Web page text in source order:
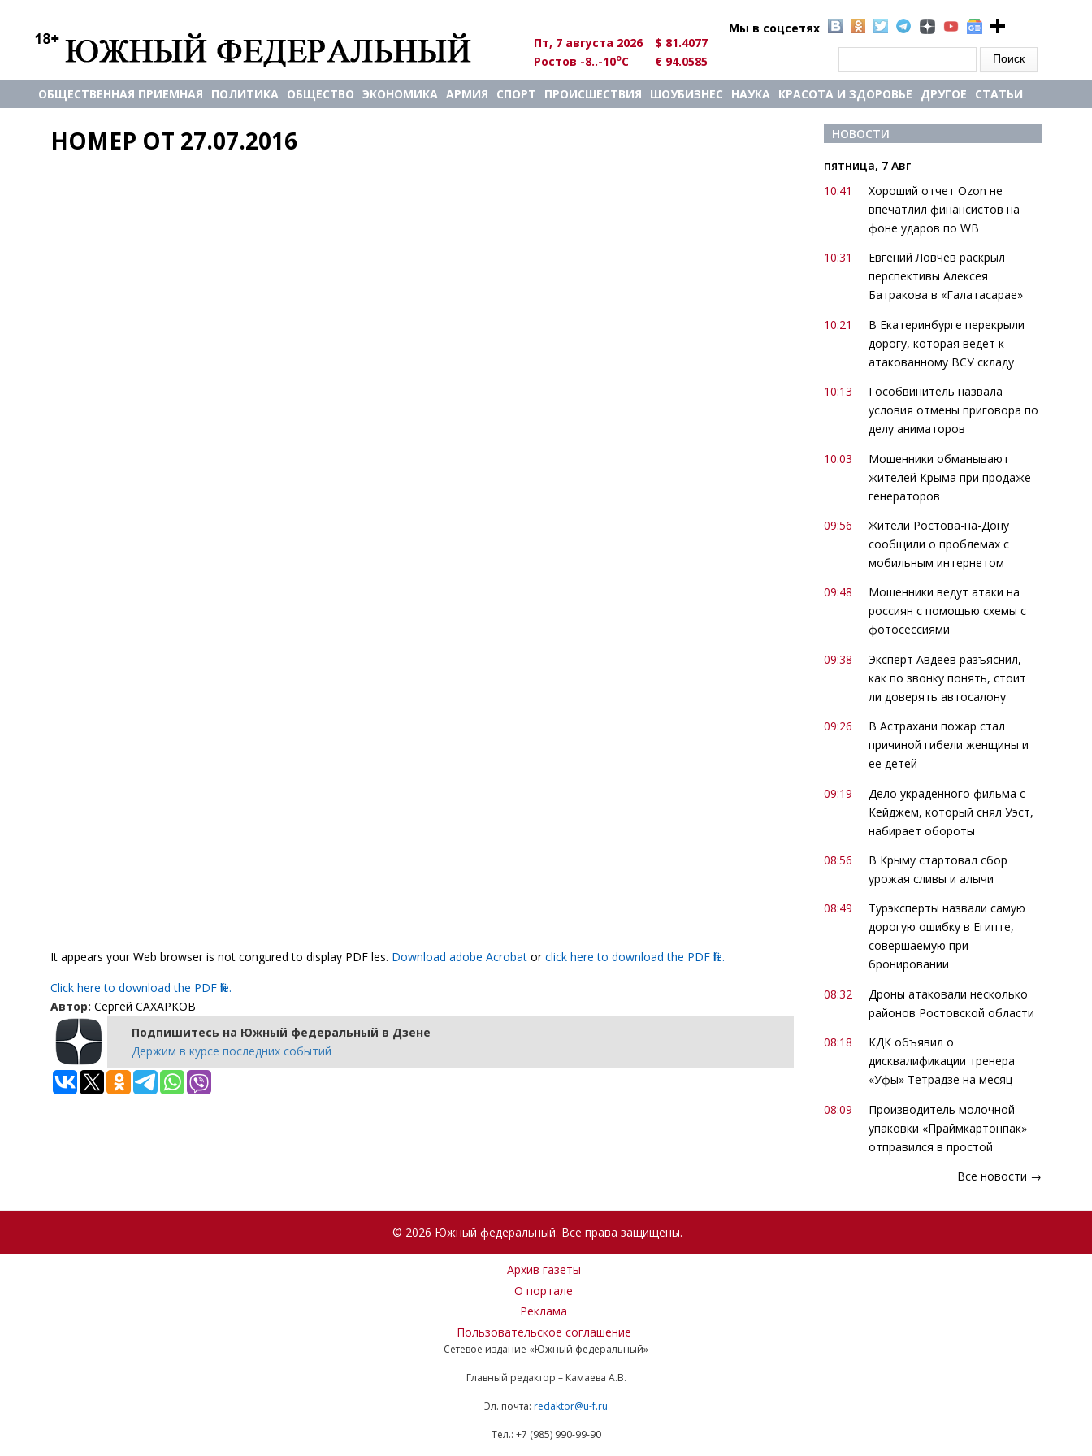
Мы в соцсетях
Пт, 7 августа 2026
$ 81.4077
Ростов -8..-10oC € 94.0585
ОБЩЕСТВЕННАЯ ПРИЕМНАЯ ПОЛИТИКА ОБЩЕСТВО ЭКОНОМИКА АРМИЯ СПОРТ ПРОИСШЕСТВИЯ ШОУБИЗНЕС НАУКА КРАСОТА И ЗДОРОВЬЕ ДРУГОЕ СТАТЬИ
НОМЕР ОТ 27.07.2016
It appears your Web browser is not configured to display PDF files. Download adobe Acrobat orclick here to download the PDF file.
Click here to download the PDF file.
Автор: Сергей САХАРКОВ
Подпишитесь на Южный федеральный в Дзене
Держим в курсе последних событий
НОВОСТИ
пятница, 7 Авг
10:41
Хороший отчет Ozon не
впечатлил финансистов на
фоне ударов по WB
10:31
Евгений Ловчев раскрыл
перспективы Алексея
Батракова в «Галатасарае»
10:21
В Екатеринбурге перекрыли
дорогу, которая ведет к
атакованному ВСУ складу
10:13
Гособвинитель назвала
условия отмены приговора по
делу аниматоров
10:03
Мошенники обманывают
жителей Крыма при продаже
генераторов
09:56
Жители Ростова-на-Дону
сообщили о проблемах с
мобильным интернетом
09:48
Мошенники ведут атаки на
россиян с помощью схемы с
фотосессиями
09:38
Эксперт Авдеев разъяснил,
как по звонку понять, стоит
ли доверять автосалону
09:26
В Астрахани пожар стал
причиной гибели женщины и
ее детей
09:19
Дело украденного фильма с
Кейджем, который снял Уэст,
набирает обороты
08:56
В Крыму стартовал сбор
урожая сливы и алычи
08:49
Турэксперты назвали самую
дорогую ошибку в Египте,
совершаемую при
бронировании
08:32
Дроны атаковали несколько
районов Ростовской области
08:18
КДК объявил о
дисквалификации тренера
«Уфы» Тетрадзе на месяц
08:09
Производитель молочной
упаковки «Праймкартонпак»
отправился в простой
Все новости →
© 2026 Южный федеральный. Все права защищены.
Архив газеты
О портале
Реклама
Пользовательское соглашение
Сетевое издание «Южный федеральный»
Главный редактор – Камаева А.В.
Эл. почта: redaktor@u-f.ru
Тел.: +7 (985) 990-99-90